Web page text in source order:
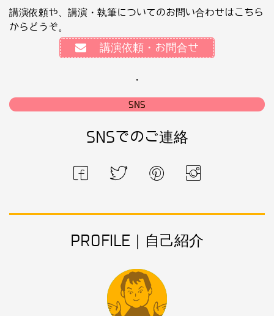
講演依頼や、講演・執筆についてのお問い合わせはこちら
からどうぞ。
講演依頼・お問合せ
・
SNS
SNSでのご連絡
PROFILE｜自己紹介